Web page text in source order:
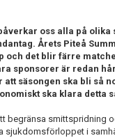
/ UTBILDNING
oss alla på olika
Årets Piteå
och det blir färre
sponsorer är redan
säsongen ska bli så
ska klara detta
begränsa smittspridning
sjukdomsförloppet i